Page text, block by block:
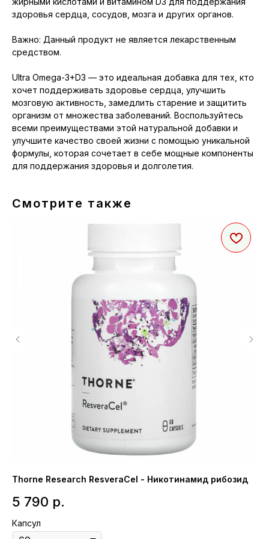
здоровья сердца, сосудов, мозга и других органов.
Важно: Данный продукт не является лекарственным
средством.
Ultra Omega-3+D3 — это идеальная добавка для тех, кто
хочет поддерживать здоровье сердца, улучшить
мозговую активность, замедлить старение и защитить
организм от множества заболеваний. Воспользуйтесь
всеми преимуществами этой натуральной добавки и
улучшите качество своей жизни с помощью уникальной
формулы, которая сочетает в себе мощные компоненты
для поддержания здоровья и долголетия.
Смотрите также
Thorne Research ResveraCel - Никотинамид рибозид
5 790 р.
Капсул